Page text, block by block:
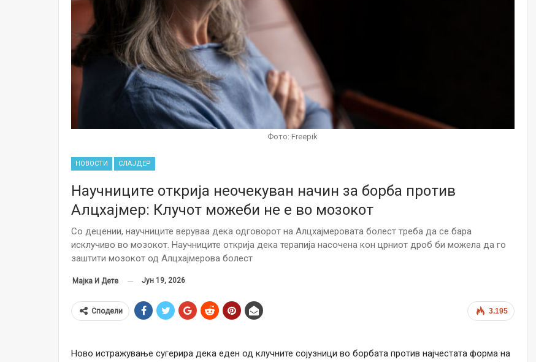
Фото: Freepik
НОВОСТИ СЛАЈДЕР
Научниците открија неочекуван начин за борба против
Алцхајмер: Клучот можеби не е во мозокот
Со децении, научниците веруваа дека одговорот на Алцхајмеровата болест треба да се бара
исклучиво во мозокот. Научниците открија дека терапија насочена кон црниот дроб би можела да го
заштити мозокот од Алцхајмерова болест
Мајка И Дете Јун 19, 2026
3.195
Сподели
Ново истражување сугерира дека еден од клучните сојузници во борбата против најчестата форма на
Малолетниците ќе бидат офлајн
Нов тест од крвта би можел да го
Јул 22, 2026
Австралијка роди четири